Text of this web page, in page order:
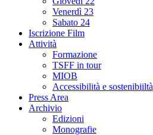
Venerdì 23
Sabato 24
Iscrizione Film
Attività
Formazione
TSFF in tour
MIOB
Accessibilità e sostenibiiltà
Press Area
Archivio
Edizioni
Monografie